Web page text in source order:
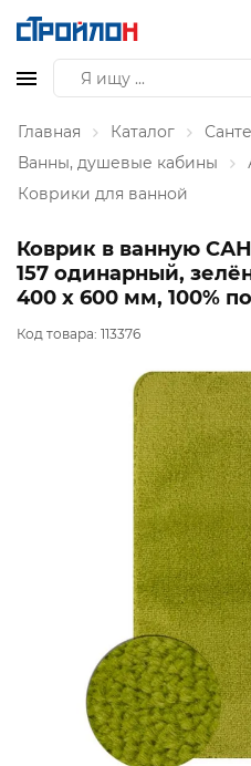
Главная Каталог
Ванны, душевые кабины
Коврики для ванной
Коврик в ванную
157 одинарный,
400 х 600 мм, 100%
Код товара: 113376